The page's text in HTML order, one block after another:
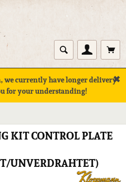
we currently have longer delivery
for your understanding!
✖
KIT CONTROL PLATE
UNVERDRAHTET)